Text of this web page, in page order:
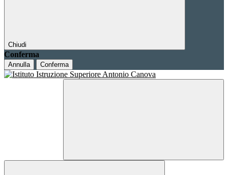
Chiudi
Conferma
Annulla Conferma